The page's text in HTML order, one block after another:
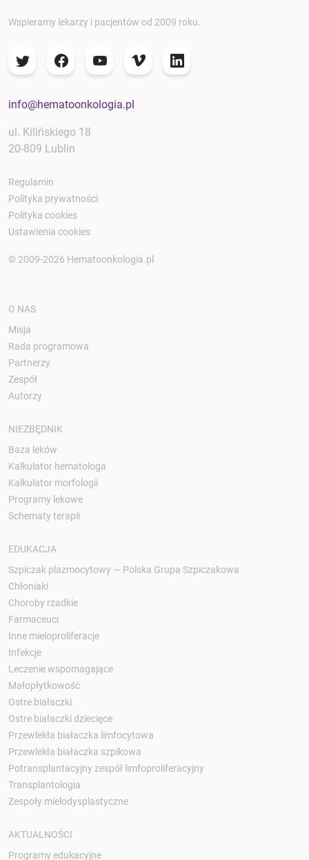
Wspieramy lekarzy i pacjentów od 2009 roku.
info@hematoonkologia.pl
ul. Kilińskiego 18
20-809 Lublin
Regulamin
Polityka prywatności
Polityka cookies
Ustawienia cookies
© 2009-2026 Hematoonkologia.pl
O NAS
Misja
Rada programowa
Partnerzy
Zespół
Autorzy
NIEZBĘDNIK
Baza leków
Kalkulator hematologa
Kalkulator morfologii
Programy lekowe
Schematy terapii
EDUKACJA
Szpiczak plazmocytowy — Polska Grupa Szpiczakowa
Chłoniaki
Choroby rzadkie
Farmaceuci
Inne mieloproliferacje
Infekcje
Leczenie wspomagające
Małopłytkowość
Ostre białaczki
Ostre białaczki dziecięce
Przewlekła białaczka limfocytowa
Przewlekła białaczka szpikowa
Potransplantacyjny zespół limfoproliferacyjny
Transplantologia
Zespoły mielodysplastyczne
AKTUALNOŚCI
Programy edukacyjne